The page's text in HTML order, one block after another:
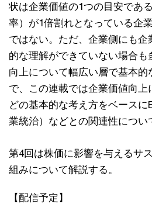
状は企業価値の1つの⽬安であ
率）が1倍割れとなっている企
ではない。ただ、企業側にも
的な理解ができていない場合
向上について幅広い層で基本的
で、この連載では企業価値向
どの基本的な考え⽅をベースに
業統治）などとの関連性につい
第4回は株価に影響を与えるサ
組みについて解説する。
【配信予定】